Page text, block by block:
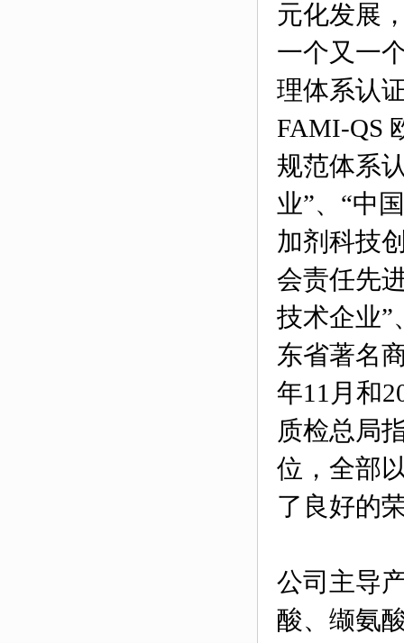
元化发展
一个又一
理体系认
FAMI-QS
规范体系
业”、“中
加剂科技
会责任先
技术企业”
东省著名
年11月和
质检总局
位，全部
了良好的
公司主导
酸、缬氨